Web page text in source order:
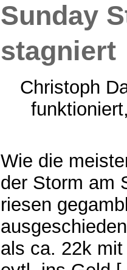
Sunday
stagniert
Christoph
Wie die
der Storm am
riesen
als ca. 22k